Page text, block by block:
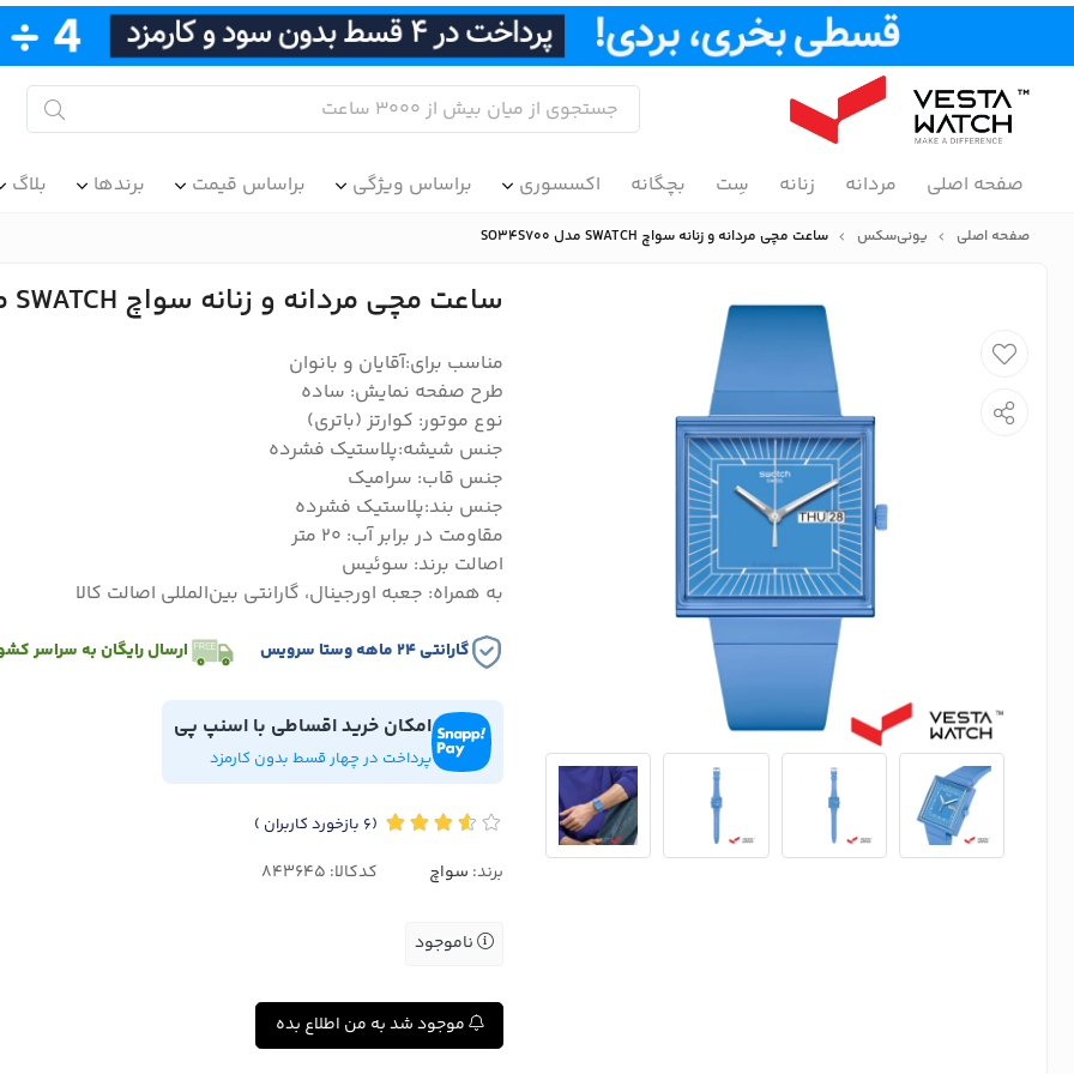
صفحه اصلی مردانه زنانه سِت بچگانه اکسسوری براساس ویژگی براساس قیمت برندها بلاگ
صفحه اصلی یونی‌سکس ساعت مچی مردانه و زنانه سواچ SWATCH مدل SO34S700
ساعت مچی مردانه و زنانه سواچ SWATCH مدل SO34S700
مناسب برای:آقایان و بانوان
طرح صفحه نمایش: ساده
نوع موتور: کوارتز (باتری)
جنس شیشه:پلاستیک فشرده
جنس قاب: سرامیک
جنس بند:پلاستیک فشرده
مقاومت در برابر آب: 20 متر
اصالت برند: سوئیس
به همراه: جعبه اورجینال، گارانتی بین‌المللی اصالت کالا
گارانتی ۲۴ ماهه وستا سرویس ارسال رایگان به سراسر
امکان خرید اقساطی با اسنپ پی
پرداخت در چهار قسط بدون کارمزد
(6 بازخورد کاربران )
برند: سواچ کدکالا:
ناموجود
موجود شد به من اطلاع بده